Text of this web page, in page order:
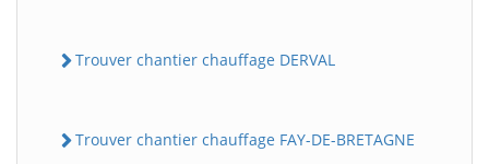
Trouver chantier chauffage DERVAL
Trouver chantier chauffage FAY-DE-BRETAGNE